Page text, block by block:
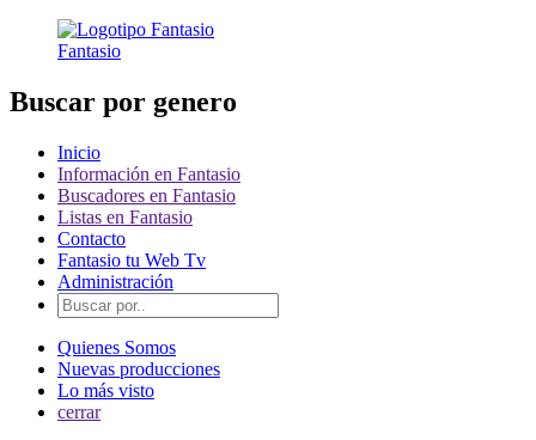
Fantasio
Buscar por genero
Inicio
Información en Fantasio
Buscadores en Fantasio
Listas en Fantasio
Contacto
Fantasio tu Web Tv
Administración
Quienes Somos
Nuevas producciones
Lo más visto
cerrar